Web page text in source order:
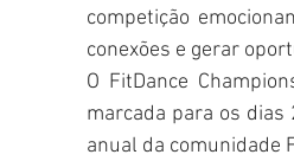
competição
conexões e gerar
O FitDance
marcada para os dias
anual da comunidade